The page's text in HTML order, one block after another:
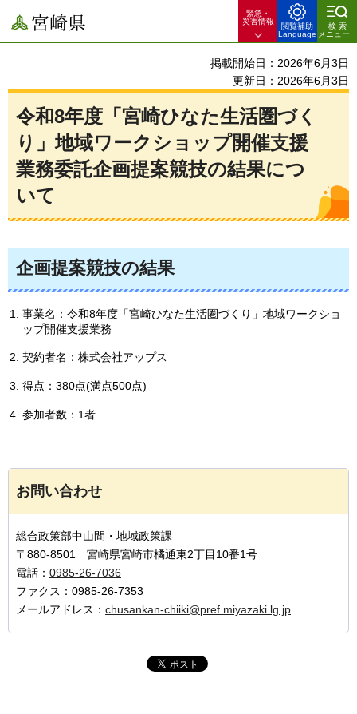
宮崎県
緊急・
災害情報
閲覧補助
Language
検索
メニュー
掲載開始日：2026年6月3日
更新日：2026年6月3日
令和8年度「宮崎ひなた生活圏づく
り」地域ワークショップ開催支援
業務委託企画提案競技の結果につ
いて
企画提案競技の結果
事業名：令和8年度「宮崎ひなた生活圏づくり」地域ワークショ
ップ開催支援業務
契約者名：株式会社アップス
得点：380点(満点500点)
参加者数：1者
お問い合わせ
総合政策部中山間・地域政策課
〒880-8501 宮崎県宮崎市橘通東2丁目10番1号
電話： 0985-26-7036
ファクス：0985-26-7353
メールアドレス： chusankan-chiiki@pref.miyazaki.lg.jp